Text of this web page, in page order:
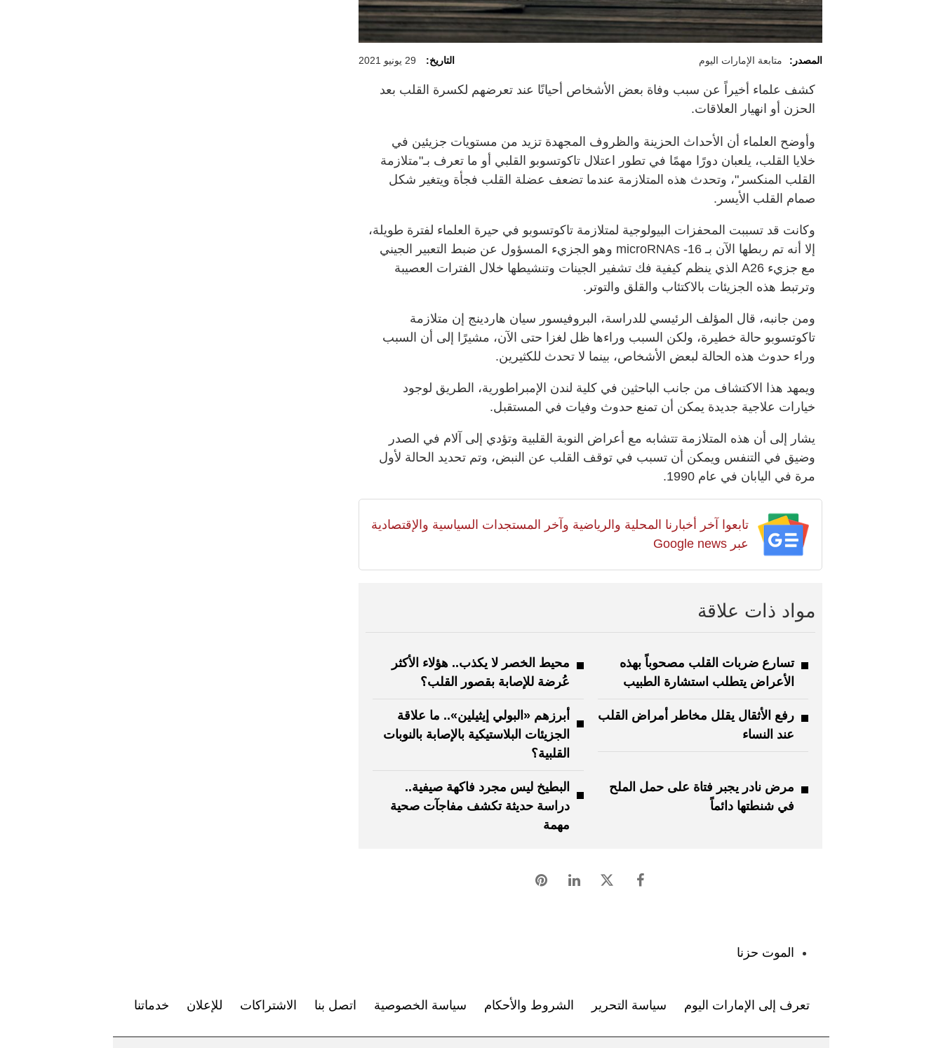
المصدر: متابعة الإمارات اليوم التاريخ: 29 يونيو 2021
كشف علماء أخيراً عن سبب وفاة بعض الأشخاص أحيانًا عند تعرضهم لكسرة القلب بعد
الحزن أو انهيار العلاقات.
وأوضح العلماء أن الأحداث الحزينة والظروف المجهدة تزيد من مستويات جزيئين في
خلايا القلب، يلعبان دورًا مهمًا في تطور اعتلال تاكوتسوبو القلبي أو ما تعرف بـ"متلازمة
القلب المنكسر"، وتحدث هذه المتلازمة عندما تضعف عضلة القلب فجأة ويتغير شكل
صمام القلب الأيسر.
وكانت قد تسببت المحفزات البيولوجية لمتلازمة تاكوتسوبو في حيرة العلماء لفترة طويلة،
إلا أنه تم ربطها الآن بـ microRNAs -16 وهو الجزيء المسؤول عن ضبط التعبير الجيني
مع جزيء A26 الذي ينظم كيفية فك تشفير الجينات وتنشيطها خلال الفترات العصيبة
وترتبط هذه الجزيئات بالاكتئاب والقلق والتوتر.
ومن جانبه، قال المؤلف الرئيسي للدراسة، البروفيسور سيان هاردينج إن متلازمة
تاكوتسوبو حالة خطيرة، ولكن السبب وراءها ظل لغزا حتى الآن، مشيرًا إلى أن السبب
وراء حدوث هذه الحالة لبعض الأشخاص، بينما لا تحدث للكثيرين.
ويمهد هذا الاكتشاف من جانب الباحثين في كلية لندن الإمبراطورية، الطريق لوجود
خيارات علاجية جديدة يمكن أن تمنع حدوث وفيات في المستقبل.
يشار إلى أن هذه المتلازمة تتشابه مع أعراض النوبة القلبية وتؤدي إلى آلام في الصدر
وضيق في التنفس ويمكن أن تسبب في توقف القلب عن النبض، وتم تحديد الحالة لأول
مرة في اليابان في عام 1990.
تابعوا آخر أخبارنا المحلية والرياضية وآخر المستجدات السياسية والإقتصادية
عبر Google news
مواد ذات علاقة
تسارع ضربات القلب مصحوباً بهذه
الأعراض يتطلب استشارة الطبيب
محيط الخصر لا يكذب.. هؤلاء الأكثر
عُرضة للإصابة بقصور القلب؟
رفع الأثقال يقلل مخاطر أمراض القلب
عند النساء
أبرزهم «البولي إيثيلين».. ما علاقة
الجزيئات البلاستيكية بالإصابة بالنوبات
القلبية؟
مرض نادر يجبر فتاة على حمل الملح
في شنطتها دائماً
البطيخ ليس مجرد فاكهة صيفية..
دراسة حديثة تكشف مفاجآت صحية
مهمة
الموت حزنا
تعرف إلى الإمارات اليوم سياسة التحرير الشروط والأحكام سياسة الخصوصية اتصل بنا الاشتراكات للإعلان خدماتنا